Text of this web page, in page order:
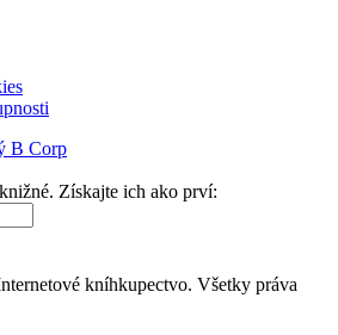
B Corp
Získajte ich ako prví:
kníhkupectvo. Všetky práva